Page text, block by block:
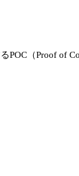
POC（Proof of